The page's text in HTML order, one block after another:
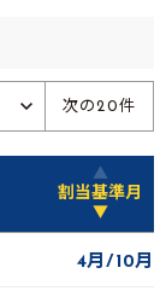
次の20件
▲
割当基準月
▼
4月 10月